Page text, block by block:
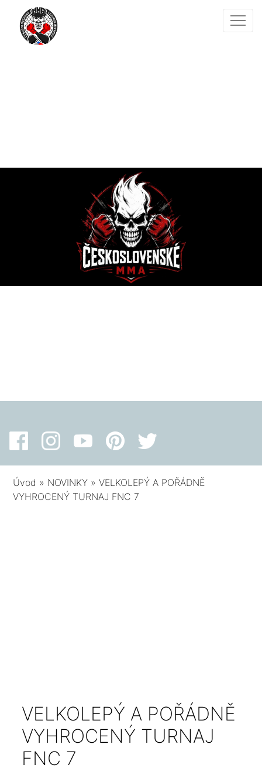
Úvod » NOVINKY »VELKOLEPÝ A POŘÁDNĚ
VYHROCENÝ TURNAJ FNC 7
VELKOLEPÝ A POŘÁDNĚ
VYHROCENÝ TURNAJ
FNC 7